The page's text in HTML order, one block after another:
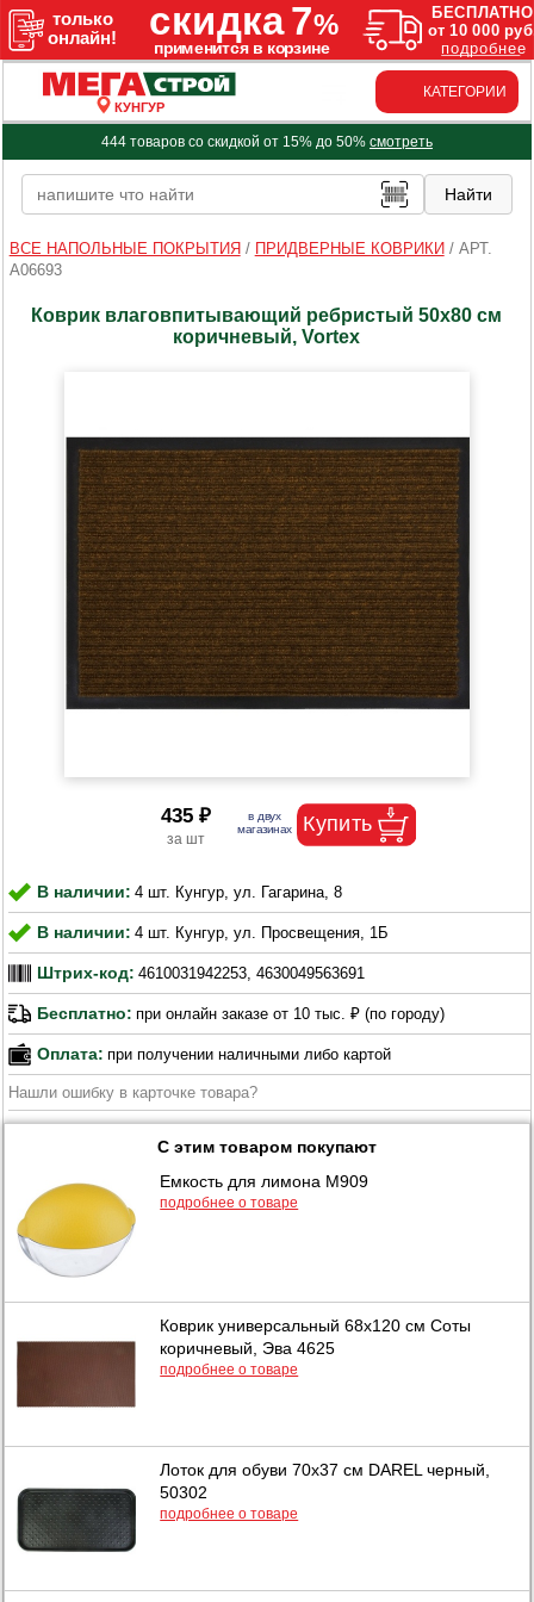
КУНГУР
КАТЕГОРИИ
444 товаров со скидкой от 15% до 50% смотреть
ВСЕ НАПОЛЬНЫЕ ПОКРЫТИЯ / ПРИДВЕРНЫЕ КОВРИКИ / АРТ.
A06693
Коврик влаговпитывающий ребристый 50x80 см
коричневый, Vortex
435 ₽
В наличии: 4 шт. Кунгур, ул. Гагарина, 8
В наличии: 4 шт. Кунгур, ул. Просвещения, 1Б
Штрих-код: 4610031942253, 4630049563691
Бесплатно: при онлайн заказе от 10 тыс. ₽ (по городу)
Оплата: при получении наличными либо картой
Нашли ошибку в карточке товара?
С этим товаром покупают
Емкость для лимона М909
подробнее о товаре
Коврик универсальный 68х120 см Соты
коричневый, Эва 4625
подробнее о товаре
Лоток для обуви 70х37 см DAREL черный,
50302
подробнее о товаре